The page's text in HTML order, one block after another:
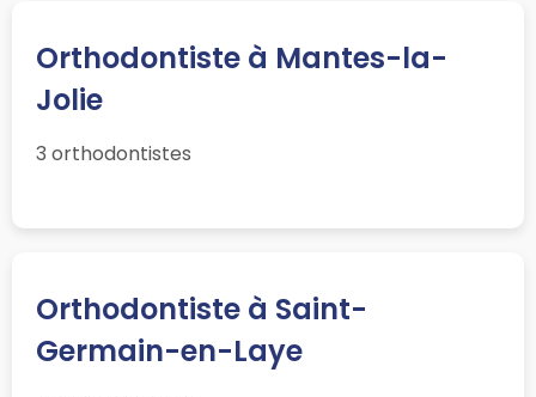
Orthodontiste à Mantes-la-
Jolie
3 orthodontistes
Orthodontiste à Saint-
Germain-en-Laye